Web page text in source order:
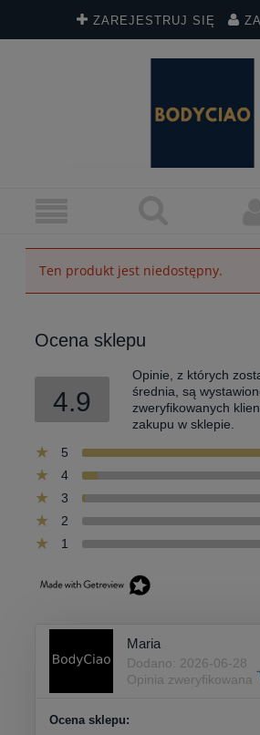
ZAREJESTRUJ SIĘ
Ten produkt jest niedostępny.
Ocena sklepu
4.9
Opinie, z których
średnia, są
zweryfikowanych
zakupu w sklepie.
5
4
3
2
1
Maria
Dodano: 2026-06-28
Opinia zweryfikowana
Ocena sklepu: